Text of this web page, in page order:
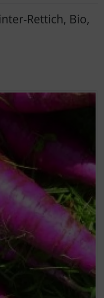
Rettich, Bio,
exitiert, können Sie die